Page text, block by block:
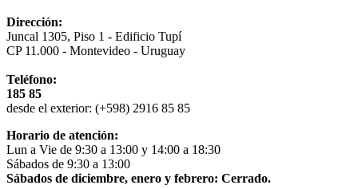
Dirección:
Juncal 1305, Piso 1 - Edificio Tupí
CP 11.000 - Montevideo - Uruguay
Teléfono:
185 85
desde el exterior: (+598) 2916 85 85
Horario de atención:
Lun a Vie de 9:30 a 13:00 y 14:00 a 18:30
Sábados de 9:30 a 13:00
Sábados de diciembre, enero y febrero: Cerrado.